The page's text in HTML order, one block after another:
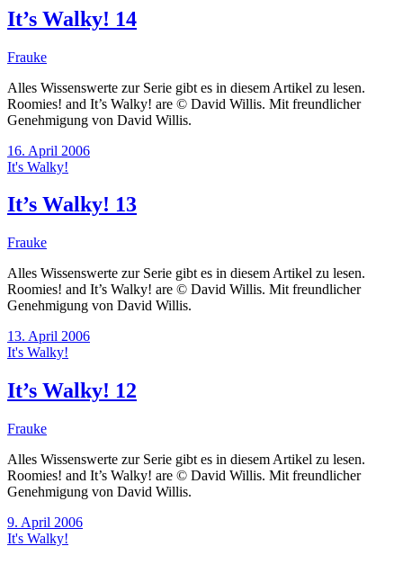
It’s Walky! 14
Frauke
Alles Wissenswerte zur Serie gibt es in diesem Artikel zu lesen.
Roomies! and It’s Walky! are © David Willis. Mit freundlicher
Genehmigung von David Willis.
16. April 2006
It's Walky!
It’s Walky! 13
Frauke
Alles Wissenswerte zur Serie gibt es in diesem Artikel zu lesen.
Roomies! and It’s Walky! are © David Willis. Mit freundlicher
Genehmigung von David Willis.
13. April 2006
It's Walky!
It’s Walky! 12
Frauke
Alles Wissenswerte zur Serie gibt es in diesem Artikel zu lesen.
Roomies! and It’s Walky! are © David Willis. Mit freundlicher
Genehmigung von David Willis.
9. April 2006
It's Walky!